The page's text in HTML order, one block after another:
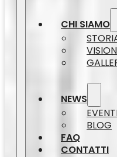
CHI SIAMO
VISION
NEWS
BLOG
FAQ
CONTATTI